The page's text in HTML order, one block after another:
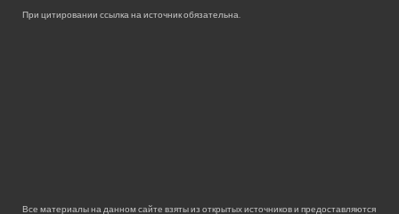
При цитировании ссылка на источник обязательна.
Все материалы на данном сайте взяты из открытых источников и предоставляются